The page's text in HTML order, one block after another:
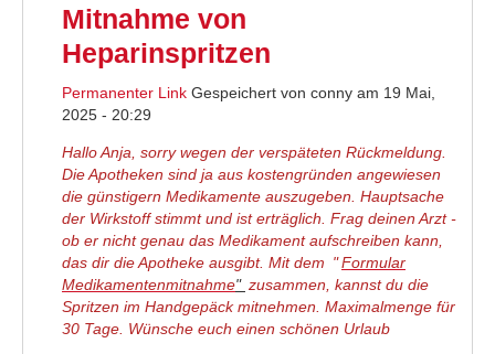
Mitnahme von
Heparinspritzen
Permanenter Link Gespeichert von conny am 19 Mai,
2025 - 20:29
Hallo Anja, sorry wegen der verspäteten Rückmeldung.
Die Apotheken sind ja aus kostengründen angewiesen
die günstigern Medikamente auszugeben. Hauptsache
der Wirkstoff stimmt und ist erträglich. Frag deinen Arzt -
ob er nicht genau das Medikament aufschreiben kann,
das dir die Apotheke ausgibt. Mit dem "Formular
Medikamentenmitnahme" zusammen, kannst du die
Spritzen im Handgepäck mitnehmen. Maximalmenge für
30 Tage. Wünsche euch einen schönen Urlaub